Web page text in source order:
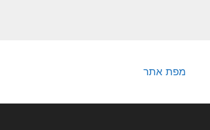
מפת אתר